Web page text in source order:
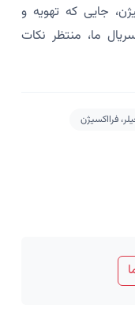
جایی که تهویه و
ما، منتظر نکات
فرااکسیژن